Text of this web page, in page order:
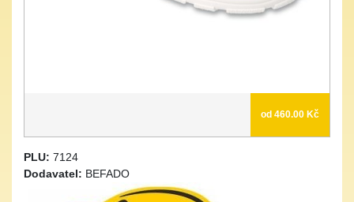
od 460.00 Kč
PLU: 7124
Dodavatel: BEFADO